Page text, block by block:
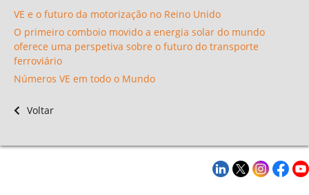
VE e o futuro da motorização no Reino Unido
O primeiro comboio movido a energia solar do mundo
oferece uma perspetiva sobre o futuro do transporte
ferroviário
Números VE em todo o Mundo
Voltar